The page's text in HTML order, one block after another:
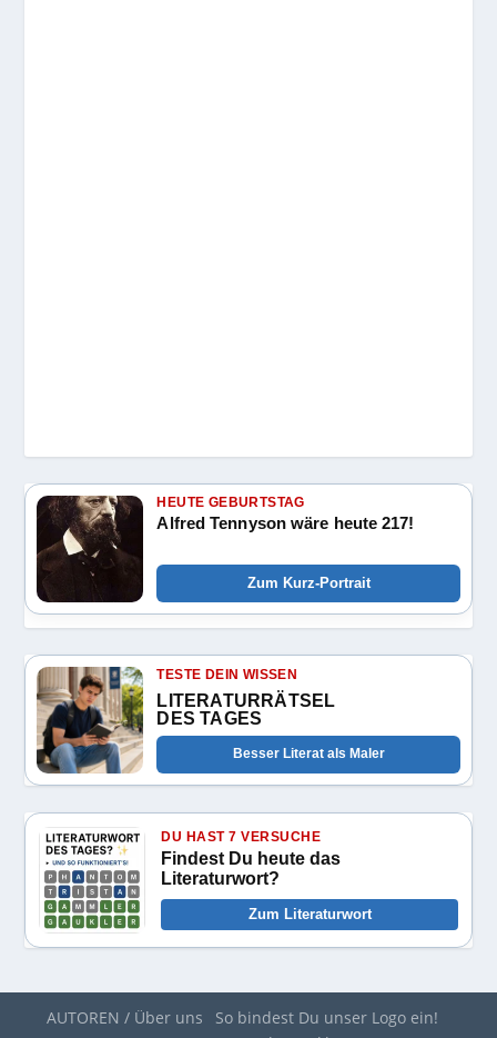
HEUTE GEBURTSTAG
Alfred Tennyson wäre heute 217!
Zum Kurz-Portrait
TESTE DEIN WISSEN
LITERATURRÄTSEL
DES TAGES
Besser Literat als Maler
DU HAST 7 VERSUCHE
Findest Du heute das
Literaturwort?
Zum Literaturwort
AUTOREN / Über uns
So bindest Du unser Logo ein!